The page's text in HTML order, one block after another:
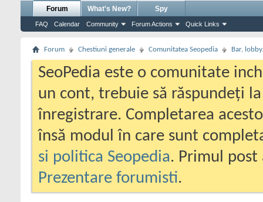
Forum
FAQ Calendar Community Forum Actions Quick Links
What's New? Spy
Forum Chestiuni generale Comunitatea Seopedia Bar,
SeoPedia este o comunitate
un cont, trebuie să răspundeți
înregistrare. Completarea
însă modul în care sunt
si politica Seopedia. Primul
Prezentare forumisti.